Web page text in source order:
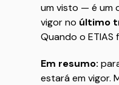
um visto — é um
vigor no último
Quando o
Em resumo:
estará em vigor.